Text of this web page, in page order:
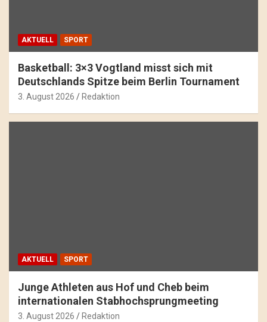
AKTUELL SPORT
Basketball: 3×3 Vogtland misst sich mit
Deutschlands Spitze beim Berlin Tournament
3. August 2026 Redaktion
AKTUELL SPORT
Junge Athleten aus Hof und Cheb beim
internationalen Stabhochsprungmeeting
3. August 2026 Redaktion